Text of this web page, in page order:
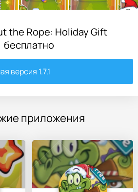
the Rope: Holiday Gift
бесплатно
версия 1.7.1
приложения